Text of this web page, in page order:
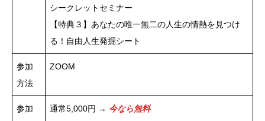
シークレットセミナー
【特典３】あなたの唯一無二の人生の情熱を見つけ
る！自由人生発掘シート
参加
方法
ZOOM
参加
通常5,000円 → 今なら無料